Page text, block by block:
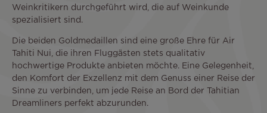
Weinkritikern durchgeführt wird, die auf Weinkunde
spezialisiert sind.
Die beiden Goldmedaillen sind eine große Ehre für Air
Tahiti Nui, die ihren Fluggästen stets qualitativ
hochwertige Produkte anbieten möchte. Eine Gelegenheit,
den Komfort der Exzellenz mit dem Genuss einer Reise der
Sinne zu verbinden, um jede Reise an Bord der Tahitian
Dreamliners perfekt abzurunden.